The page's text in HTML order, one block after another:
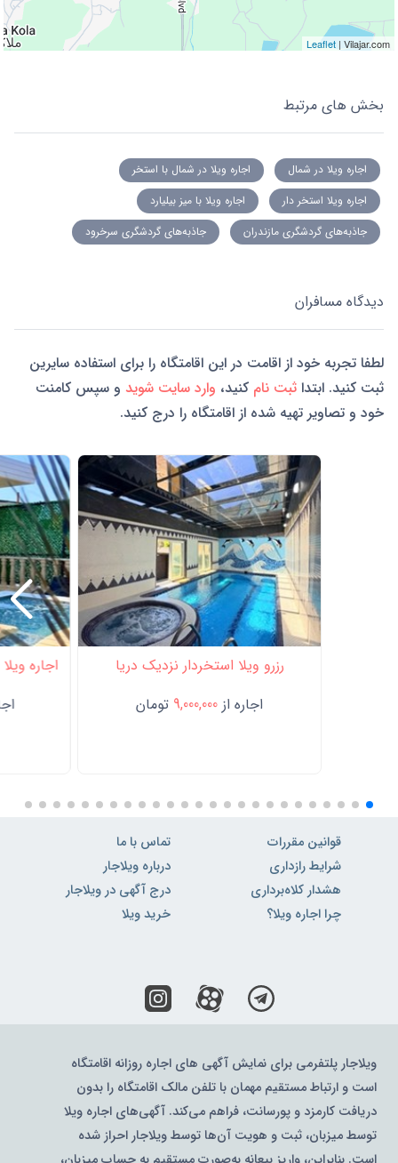
Leaflet | Vilajar.com
بخش های مرتبط
اجاره ویلا در شمال
اجاره ویلا در شمال با استخر
اجاره ویلا استخر دار
اجاره ویلا با میز بیلیارد
جاذبه‌های گردشگری مازندران
جاذبه‌های گردشگری سرخرود
دیدگاه مسافران
لطفا تجربه خود از اقامت در این اقامتگاه را برای استفاده سایرین
ثبت کنید. ابتدا ثبت نام کنید، وارد سایت شوید و سپس کامنت
خود و تصاویر تهیه شده از اقامتگاه را درج کنید.
رزرو ویلا استخردار نزدیک دریا
اجاره از 9,000,000 تومان
اجاره
قوانین مقررات
شرایط رازداری
هشدار کلاه‌برداری
چرا اجاره ویلا؟
تماس با ما
درباره ویلاجار
درج آگهی در ویلاجار
خرید ویلا
ویلاجار پلتفرمی برای نمایش آگهی های اجاره روزانه اقامتگاه
است و ارتباط مستقیم مهمان با تلفن مالک اقامتگاه را بدون
دریافت کارمزد و پورسانت، فراهم می‌کند. آگهی‌های اجاره ویلا
توسط میزبان، ثبت و هویت آن‌ها توسط ویلاجار احراز شده